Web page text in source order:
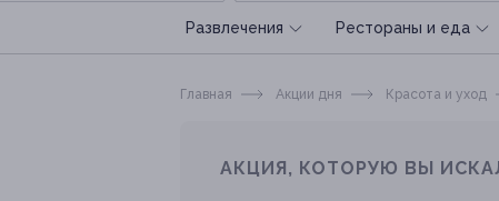
Развлечения Рестораны и еда
Главная Акции дня Красота и уход
АКЦИЯ, КОТОРУЮ ВЫ